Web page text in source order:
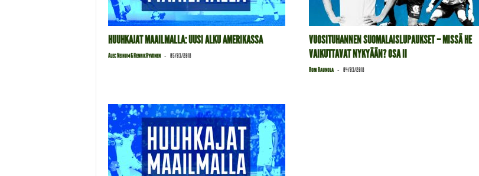
HUUHKAJAT MAAILMALLA: UUSI ALKU AMERIKASSA
Alec Neihum & Henrik Hyvönen - 05/03/2018
VUOSITUHANNEN SUOMALAISLUPAUKSET – MISSÄ HE
VAIKUTTAVAT NYKYÄÄN? OSA II
Roni Raunola - 04/03/2018